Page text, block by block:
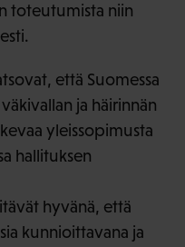
toteutumista niin
että Suomessa
ja häirinnän
yleissopimusta
hallituksen
hyvänä, että
kunnioittavana ja